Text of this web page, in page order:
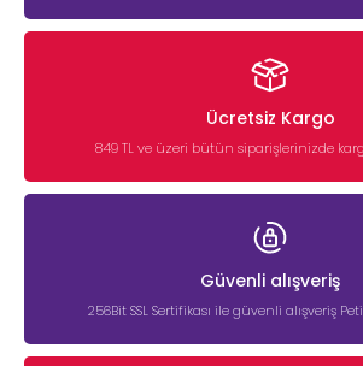
Ücretsiz Kargo
849 TL ve üzeri bütün siparişlerinizde
Güvenli alışveriş
256Bit SSL Sertifikası ile güvenli alışveriş